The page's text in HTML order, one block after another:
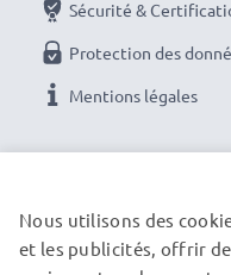
Sécurité &
Protection des
Mentions légales
NOS PARTENAIRES
Nous utilisons des
et les publicités, offrir